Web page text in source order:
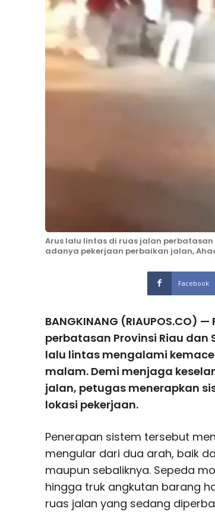
Arus lalu lintas di ruas jalan
adanya pekerjaan perbaikan jalan,
Facebook
BANGKINANG
perbatasan Provinsi Riau
lalu lintas mengalami
malam. Demi menjaga
jalan, petugas menerapkan
lokasi pekerjaan.
Penerapan sistem tersebut
mengular dari dua arah, baik
maupun sebaliknya. Sepeda
hingga truk angkutan barang
ruas jalan yang sedang